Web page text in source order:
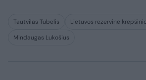
Tautvilas Tubelis
Lietuvos rezervinė
Mindaugas Lukošius